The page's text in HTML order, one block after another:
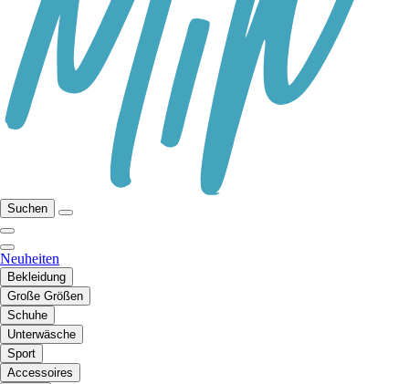
Suchen
Neuheiten
Bekleidung
Große Größen
Schuhe
Unterwäsche
Sport
Accessoires